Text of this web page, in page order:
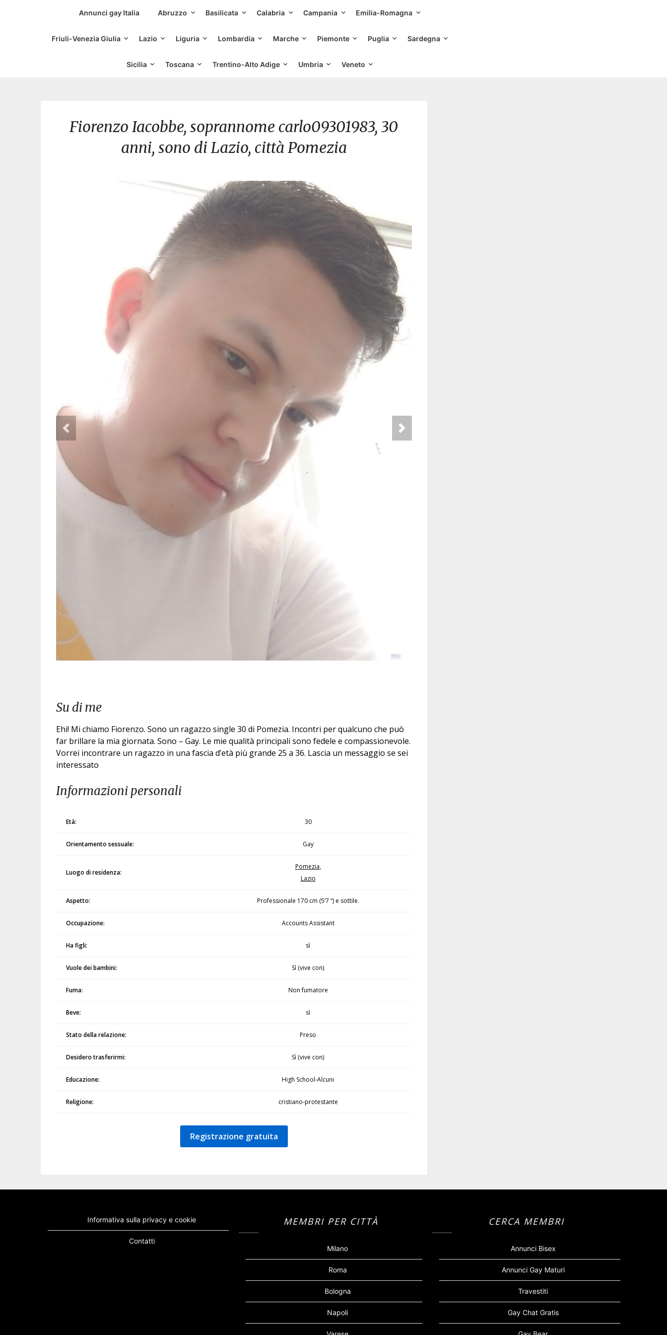
Siti Incontri Gay
Annunci gay Italia Abruzzo Basilicata Calabria Campania Emilia-Romagna
Friuli-Venezia Giulia Lazio Liguria Lombardia Marche Piemonte Puglia Sardegna
Sicilia Toscana Trentino-Alto Adige Umbria Veneto
Fiorenzo Iacobbe, soprannome carlo09301983, 30
anni, sono di Lazio, città Pomezia
Su di me
Ehi! Mi chiamo Fiorenzo. Sono un ragazzo single 30 di Pomezia. Incontri per qualcuno che può
far brillare la mia giornata. Sono – Gay. Le mie qualità principali sono fedele e compassionevole.
Vorrei incontrare un ragazzo in una fascia d’età più grande 25 a 36. Lascia un messaggio se sei
interessato
Informazioni personali
Età: 30
Orientamento sessuale: Gay
Luogo di residenza:
Pomezia,
Lazio
Aspetto: Professionale 170 cm (5’7 “) e sottile.
Occupazione: Accounts Assistant
Ha figli: sì
Vuole dei bambini: Sì (vive con)
Fuma: Non fumatore
Beve: sì
Stato della relazione: Preso
Desidero trasferirmi: Sì (vive con)
Educazione: High School-Alcuni
Religione: cristiano-protestante
Registrazione gratuita
Informativa sulla privacy e cookie
Contatti
MEMBRI PER CITTÀ
Milano
Roma
Bologna
Napoli
CERCA MEMBRI
Annunci Bisex
Annunci Gay Maturi
Travestiti
Gay Chat Gratis